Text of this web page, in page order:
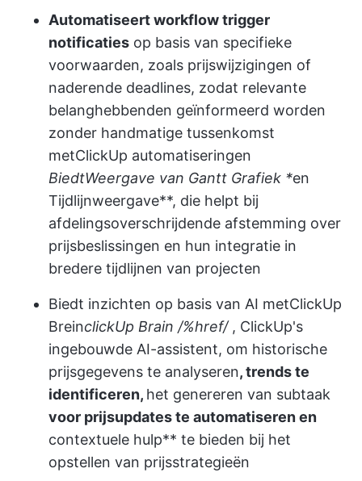
Automatiseert workflow trigger
notificaties op basis van specifieke
voorwaarden, zoals prijswijzigingen of
naderende deadlines, zodat relevante
belanghebbenden geïnformeerd worden
zonder handmatige tussenkomst
metClickUp automatiseringen
BiedtWeergave van Gantt Grafiek *en
Tijdlijnweergave**, die helpt bij
afdelingsoverschrijdende afstemming over
prijsbeslissingen en hun integratie in
bredere tijdlijnen van projecten
Biedt inzichten op basis van AI metClickUp
BreinclickUp Brain /%href/ , ClickUp's
ingebouwde AI-assistent, om historische
prijsgegevens te analyseren, trends te
identificeren, het genereren van subtaak
voor prijsupdates te automatiseren en
contextuele hulp** te bieden bij het
opstellen van prijsstrategieën